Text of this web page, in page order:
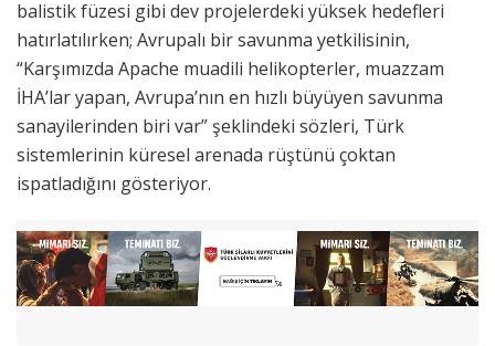
balistik füzesi gibi dev projelerdeki yüksek hedefleri
hatırlatılırken; Avrupalı bir savunma yetkilisinin,
“Karşımızda Apache muadili helikopterler, muazzam
İHA’lar yapan, Avrupa’nın en hızlı büyüyen savunma
sanayilerinden biri var” şeklindeki sözleri, Türk
sistemlerinin küresel arenada rüştünü çoktan
ispatladığını gösteriyor.